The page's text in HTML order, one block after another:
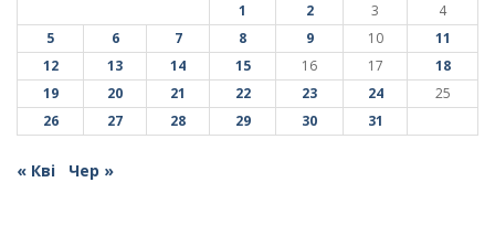
1
2 3
4
5
6 7 8 9 10
11
12
13 14 15 16 17
18
19
20 21 22 23 24
25
26
27 28 29 30 31
« Кві Чер »